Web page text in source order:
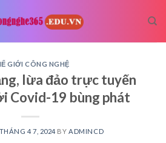
GIỚI CÔNG NGHỆ
lừa đảo trực tuyến
Covid-19 bùng phát
THÁNG 4 7, 2024 BY ADMINCD